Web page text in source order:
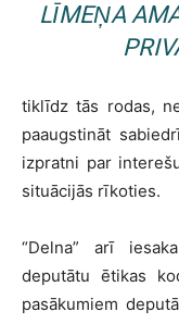
LĪMEŅA
tiklīdz tās rodas,
paaugstināt
izpratni par
situācijās rīkoties.
“Delna” arī
deputātu ētikas
pasākumiem